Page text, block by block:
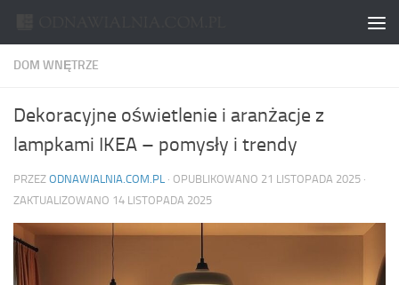
DOM WNĘTRZE
Dekoracyjne oświetlenie i aranżacje z
lampkami IKEA – pomysły i trendy
PRZEZ ODNAWIALNIA.COM.PL · OPUBLIKOWANO 21 LISTOPADA 2025 ·
ZAKTUALIZOWANO 14 LISTOPADA 2025